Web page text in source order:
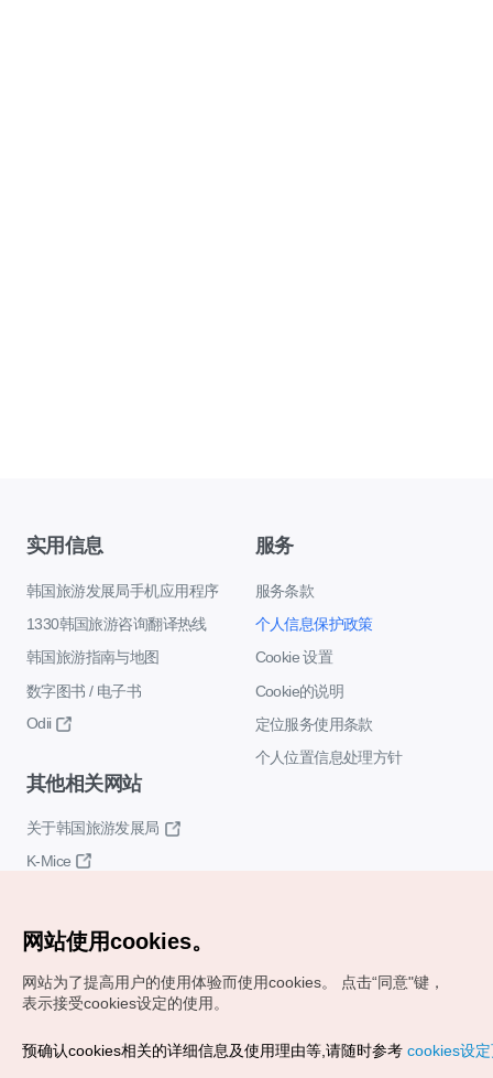
实用信息
韩国旅游发展局手机应用程序
1330韩国旅游咨询翻译热线
韩国旅游指南与地图
数字图书 / 电子书
Odii
服务
服务条款
个人信息保护政策
Cookie 设置
Cookie的说明
定位服务使用条款
个人位置信息处理方针
其他相关网站
关于韩国旅游发展局
K-Mice
Copyrights (c) 韩国旅游发展局版权所有
网站使用cookies。
网站为了提高用户的使用体验而使用cookies。
点击“同意"键，
表示接受cookies设定的使用。
预确认cookies相关的详细信息及使用理由等,请随时参考 cookies设